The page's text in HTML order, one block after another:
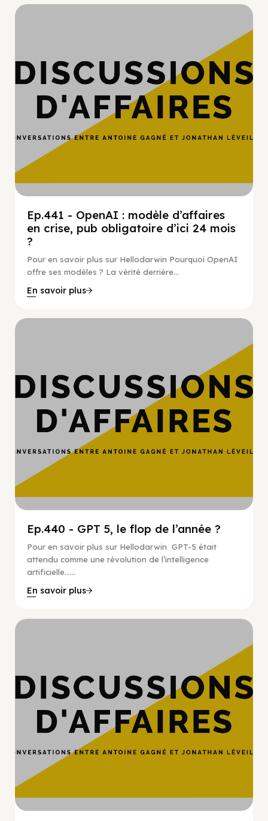
Ep.441 - OpenAI : modèle d’affaires
en crise, pub obligatoire d’ici 24 mois
?
Pour en savoir plus sur Hellodarwin Pourquoi OpenAI
offre ses modèles ? La vérité derrière...
En savoir plus
Ep.440 - GPT 5, le flop de l’année ?
Pour en savoir plus sur Hellodarwin GPT-5 était
attendu comme une révolution de l’intelligence
artificielle…...
En savoir plus